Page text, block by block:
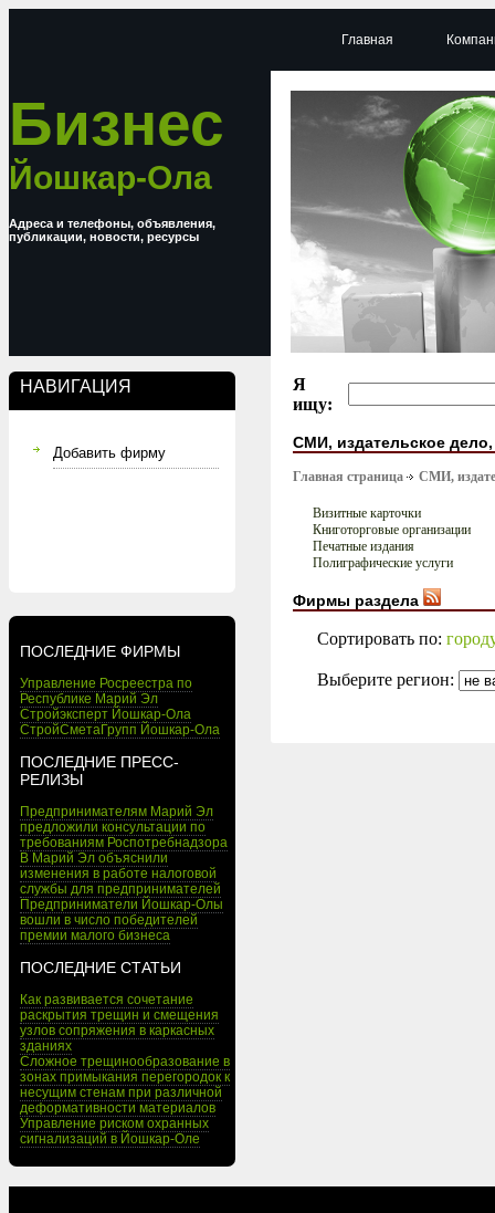
Бизнес
Йошкар-Ола
Адреса и телефоны, объявления,
публикации, новости, ресурсы
НАВИГАЦИЯ
Добавить фирму
ПОСЛЕДНИЕ ФИРМЫ
Управление Росреестра по
Республике Марий Эл
Стройэксперт Йошкар-Ола
СтройСметаГрупп Йошкар-Ола
ПОСЛЕДНИЕ ПРЕСС-
РЕЛИЗЫ
Предпринимателям Марий Эл
предложили консультации по
требованиям Роспотребнадзора
В Марий Эл объяснили
изменения в работе налоговой
службы для предпринимателей
Предприниматели Йошкар-Олы
вошли в число победителей
премии малого бизнеса
ПОСЛЕДНИЕ СТАТЬИ
Как развивается сочетание
раскрытия трещин и смещения
узлов сопряжения в каркасных
зданиях
Сложное трещинообразование в
зонах примыкания перегородок к
несущим стенам при различной
деформативности материалов
Управление риском охранных
сигнализаций в Йошкар-Оле
Главная
Я
ищу:
СМИ, издательское
Главная страница СМИ,
Визитные карточки
Книготорговые организации
Печатные издания
Полиграфические услуги
Фирмы раздела
Сортировать по:
Выберите регион: